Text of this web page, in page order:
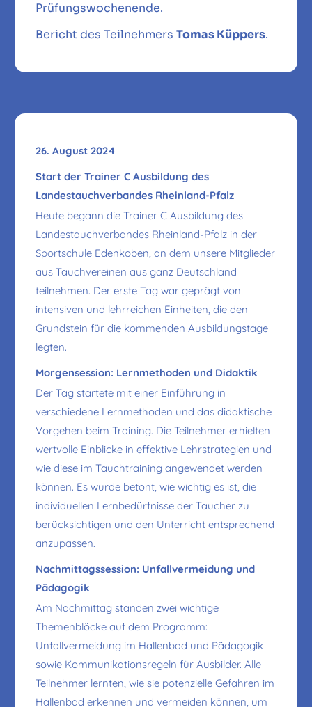
Prüfungswochenende.
Bericht des Teilnehmers Tomas Küppers.
26. August 2024
Start der Trainer C Ausbildung des
Landestauchverbandes Rheinland-Pfalz
Heute begann die Trainer C Ausbildung des
Landestauchverbandes Rheinland-Pfalz in der
Sportschule Edenkoben, an dem unsere Mitglieder
aus Tauchvereinen aus ganz Deutschland
teilnehmen. Der erste Tag war geprägt von
intensiven und lehrreichen Einheiten, die den
Grundstein für die kommenden Ausbildungstage
legten.
Morgensession: Lernmethoden und Didaktik
Der Tag startete mit einer Einführung in
verschiedene Lernmethoden und das didaktische
Vorgehen beim Training. Die Teilnehmer erhielten
wertvolle Einblicke in effektive Lehrstrategien und
wie diese im Tauchtraining angewendet werden
können. Es wurde betont, wie wichtig es ist, die
individuellen Lernbedürfnisse der Taucher zu
berücksichtigen und den Unterricht entsprechend
anzupassen.
Nachmittagssession: Unfallvermeidung und
Pädagogik
Am Nachmittag standen zwei wichtige
Themenblöcke auf dem Programm:
Unfallvermeidung im Hallenbad und Pädagogik
sowie Kommunikationsregeln für Ausbilder. Alle
Teilnehmer lernten, wie sie potenzielle Gefahren im
Hallenbad erkennen und vermeiden können, um